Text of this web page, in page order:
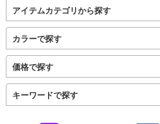
アイテムカテゴリから探す
カラーで探す
価格で探す
キーワードで探す